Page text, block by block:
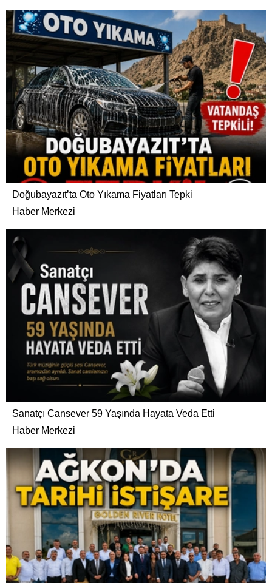
Doğubayazıt’ta Oto Yıkama Fiyatları Tepki
Haber Merkezi
Sanatçı Cansever 59 Yaşında Hayata Veda Etti
Haber Merkezi